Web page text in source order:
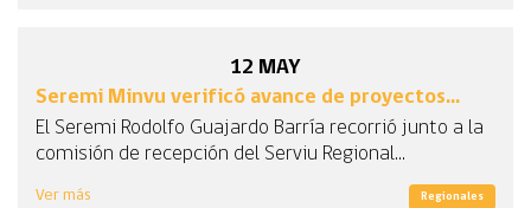
12 MAY
Seremi Minvu verificó avance de proyectos...
El Seremi Rodolfo Guajardo Barría recorrió junto a la
comisión de recepción del Serviu Regional...
Ver más Regionales